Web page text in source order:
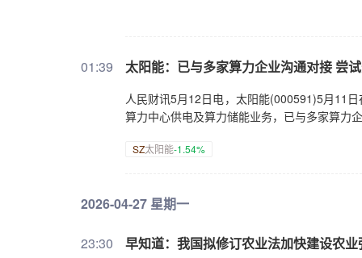
01:39 太阳能：已与多家算力企业沟通对接 尝
人民财讯5月12日电，太阳能(000591)5月11
算力中心供电及算力储能业务，已与多家算力
SZ太阳能-1.54%
2026-04-27 星期一
23:30 早知道：我国拟修订农业法加快建设农